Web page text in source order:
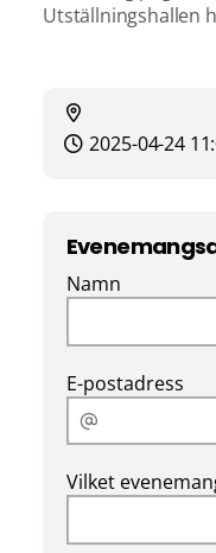
Utställningshallen
2025-04-24
Namn
E-postadress
Vilket